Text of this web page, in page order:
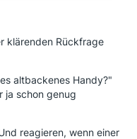
klärenden Rückfrage
altbackenes Handy?"
ja schon genug
reagieren, wenn einer